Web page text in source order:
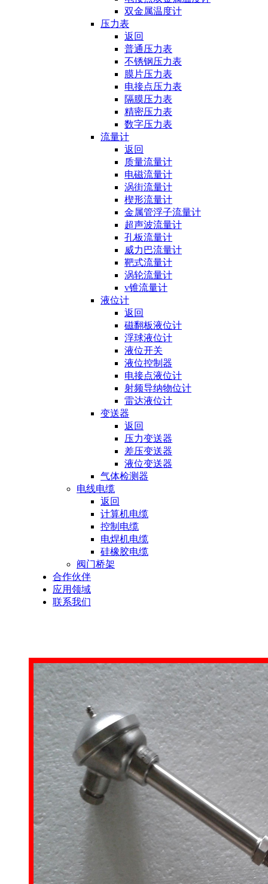
双金属温度计
压力表
返回
普通压力表
不锈钢压力表
膜片压力表
电接点压力表
隔膜压力表
精密压力表
数字压力表
流量计
返回
质量流量计
电磁流量计
涡街流量计
楔形流量计
金属管浮子流量计
超声波流量计
孔板流量计
威力巴流量计
靶式流量计
涡轮流量计
v锥流量计
液位计
返回
磁翻板液位计
浮球液位计
液位开关
液位控制器
电接点液位计
射频导纳物位计
雷达液位计
变送器
返回
压力变送器
差压变送器
液位变送器
气体检测器
电线电缆
返回
计算机电缆
控制电缆
电焊机电缆
硅橡胶电缆
阀门桥架
合作伙伴
应用领域
联系我们